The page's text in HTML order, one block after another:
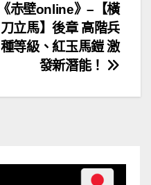
《赤壁online》–【橫
刀立馬】後章 高階兵
種等級、紅玉馬鎧 激
發新潛能！